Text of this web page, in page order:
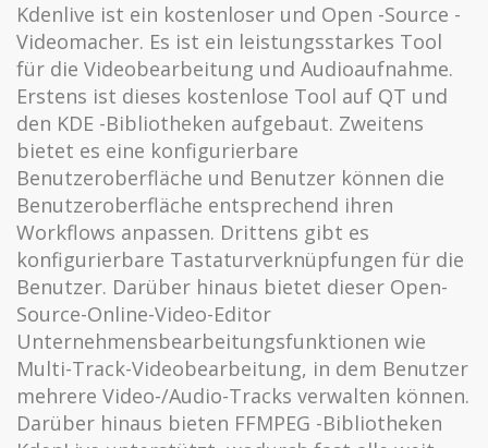
Kdenlive ist ein kostenloser und Open -Source -
Videomacher. Es ist ein leistungsstarkes Tool
für die Videobearbeitung und Audioaufnahme.
Erstens ist dieses kostenlose Tool auf QT und
den KDE -Bibliotheken aufgebaut. Zweitens
bietet es eine konfigurierbare
Benutzeroberfläche und Benutzer können die
Benutzeroberfläche entsprechend ihren
Workflows anpassen. Drittens gibt es
konfigurierbare Tastaturverknüpfungen für die
Benutzer. Darüber hinaus bietet dieser Open-
Source-Online-Video-Editor
Unternehmensbearbeitungsfunktionen wie
Multi-Track-Videobearbeitung, in dem Benutzer
mehrere Video-/Audio-Tracks verwalten können.
Darüber hinaus bieten FFMPEG -Bibliotheken